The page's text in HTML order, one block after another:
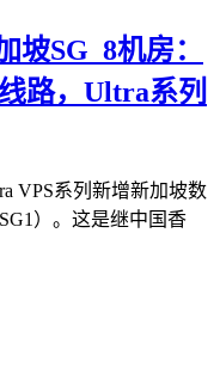
SG_8机房：
路，Ultra系列
VPS系列新增新加坡数
）。这是继中国香